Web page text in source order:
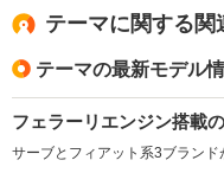
テーマに関する関
テーマの最新モデル
フェラーリエンジン搭載